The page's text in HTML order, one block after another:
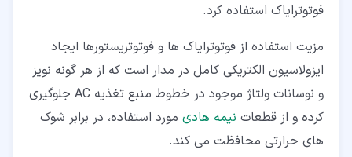
فوتوترایاک استفاده کرد.
مزیت استفاده از فوتوترایاک ها و فوتوتریستورها ایجاد
ایزولاسیون الکتریکی کامل در مدار است که از هر گونه نویز
و نوسانات ولتاژ موجود در خطوط منبع تغذیه AC جلوگیری
کرده و از قطعات نیمه هادی مورد استفاده، در برابر شوک
های حرارتی محافظت می کند.